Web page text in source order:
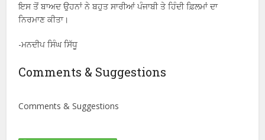
ਇਸ ਤੋਂ ਬਾਅਦ ਉਹਨਾਂ ਨੇ ਬਹੁਤ ਸਾਰੀਆਂ ਪੰਜਾਬੀ ਤੇ ਹਿੰਦੀ ਫ਼ਿਲਮਾਂ ਦਾ
ਨਿਰਮਾਣ ਕੀਤਾ।
-ਮਨਦੀਪ ਸਿੰਘ ਸਿੱਧੂ
Comments & Suggestions
Comments & Suggestions